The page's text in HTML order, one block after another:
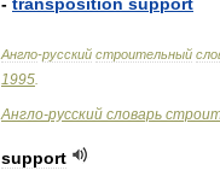
Англо-русский строительный
1995
Англо-русский словарь
support